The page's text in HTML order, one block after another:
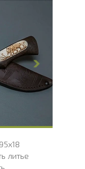
146.2
36.6
2.4
31.5
120
23.4
литье